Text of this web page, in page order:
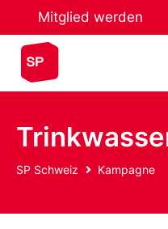
Mitglied werden
SP Schweiz Kampagne